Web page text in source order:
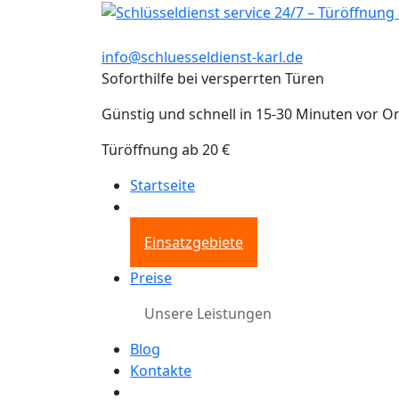
info@schluesseldienst-karl.de
Soforthilfe bei versperrten Türen
Günstig und schnell in 15-30 Minuten vor
Türöffnung ab 20 €
Startseite
Einsatzgebiete
Preise
Unsere Leistungen
Blog
Kontakte